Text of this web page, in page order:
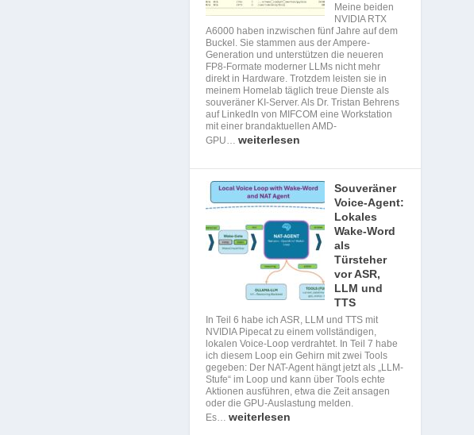
Meine beiden
NVIDIA RTX
A6000 haben inzwischen fünf Jahre auf dem
Buckel. Sie stammen aus der Ampere-
Generation und unterstützen die neueren
FP8-Formate moderner LLMs nicht mehr
direkt in Hardware. Trotzdem leisten sie in
meinem Homelab täglich treue Dienste als
souveräner KI-Server. Als Dr. Tristan Behrens
auf LinkedIn von MIFCOM eine Workstation
mit einer brandaktuellen AMD-
GPU…weiterlesen
Souveräner
Voice-Agent:
Lokales
Wake-Word
als
Türsteher
vor ASR,
LLM und
TTS
In Teil 6 habe ich ASR, LLM und TTS mit
NVIDIA Pipecat zu einem vollständigen,
lokalen Voice-Loop verdrahtet. In Teil 7 habe
ich diesem Loop ein Gehirn mit zwei Tools
gegeben: Der NAT-Agent hängt jetzt als „LLM-
Stufe“ im Loop und kann über Tools echte
Aktionen ausführen, etwa die Zeit ansagen
oder die GPU-Auslastung melden.
Es…weiterlesen